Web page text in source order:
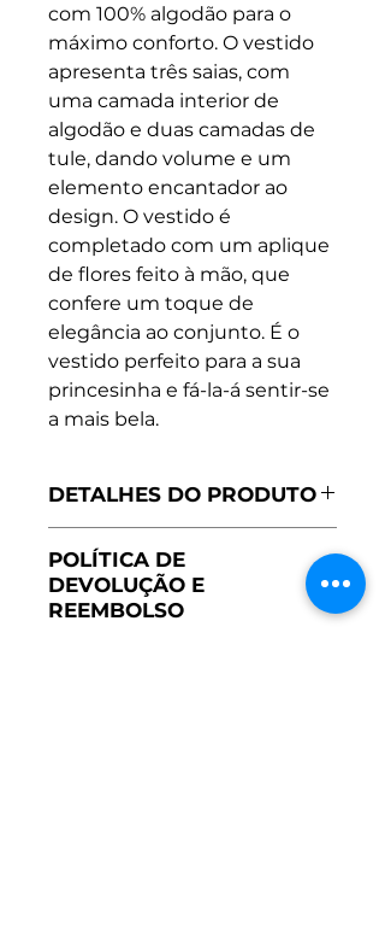
com 100% algodão para o
máximo conforto. O vestido
apresenta três saias, com
uma camada interior de
algodão e duas camadas de
tule, dando volume e um
elemento encantador ao
design. O vestido é
completado com um aplique
de flores feito à mão, que
confere um toque de
elegância ao conjunto. É o
vestido perfeito para a sua
princesinha e fá-la-á sentir-se
a mais bela.
DETALHES DO PRODUTO
Forrada a 100% algodão
Exterior 100% poliéster
POLÍTICA DE
DEVOLUÇÃO E
REEMBOLSO